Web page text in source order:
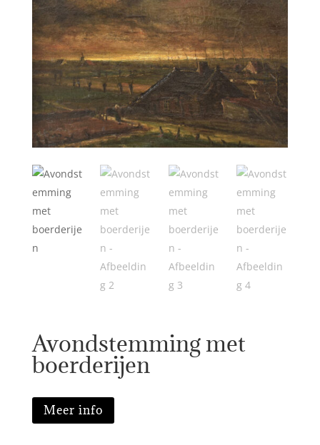
Avondstemming met
boerderijen
Meer info